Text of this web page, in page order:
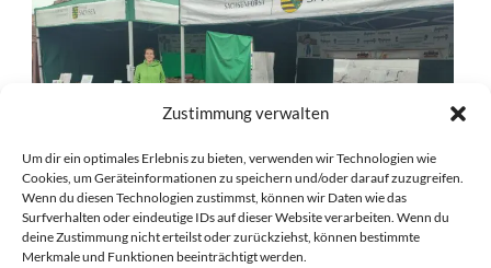
Zustimmung verwalten
Um dir ein optimales Erlebnis zu bieten, verwenden wir Technologien wie
Cookies, um Geräteinformationen zu speichern und/oder darauf zuzugreifen.
Wenn du diesen Technologien zustimmst, können wir Daten wie das
Surfverhalten oder eindeutige IDs auf dieser Website verarbeiten. Wenn du
deine Zustimmung nicht erteilst oder zurückziehst, können bestimmte
Merkmale und Funktionen beeinträchtigt werden.
NK 24/10/32 – FISCH- UND FORSTFEST